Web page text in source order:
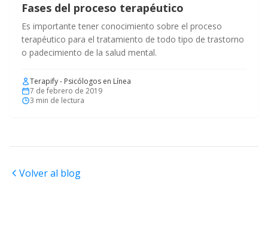
Fases del proceso terapéutico
Es importante tener conocimiento sobre el proceso
terapéutico para el tratamiento de todo tipo de trastorno
o padecimiento de la salud mental.
Terapify - Psicólogos en Línea
7 de febrero de 2019
3 min de lectura
Volver al blog